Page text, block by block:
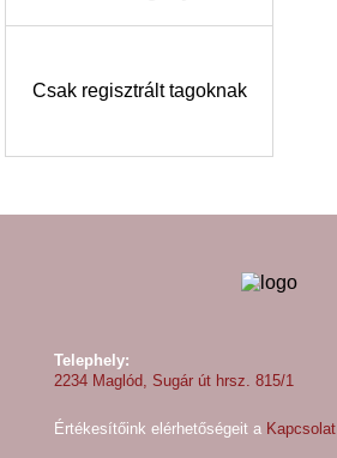
Csak regisztrált tagoknak
Telephely:
2234 Maglód, Sugár út hrsz. 815/1
Értékesítőink elérhetőségeit a Kapcsolat